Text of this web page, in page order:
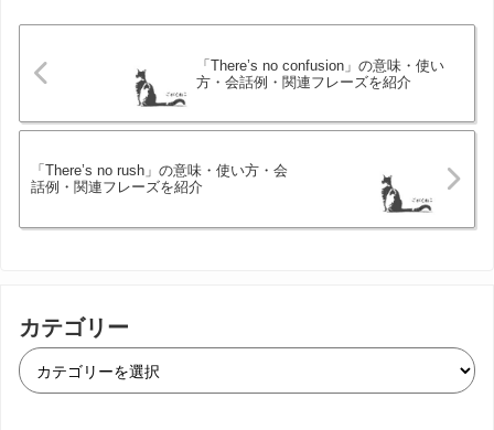
「There’s no confusion」の意味・使い
方・会話例・関連フレーズを紹介
「There’s no rush」の意味・使い方・会
話例・関連フレーズを紹介
カテゴリー